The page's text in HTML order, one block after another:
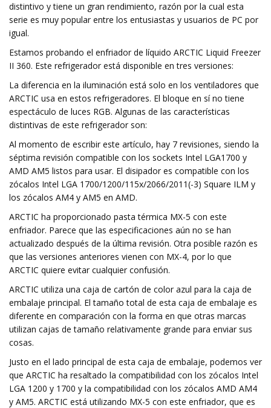
distintivo y tiene un gran rendimiento, razón por la cual esta
serie es muy popular entre los entusiastas y usuarios de PC por
igual.
Estamos probando el enfriador de líquido ARCTIC Liquid Freezer
II 360. Este refrigerador está disponible en tres versiones:
La diferencia en la iluminación está solo en los ventiladores que
ARCTIC usa en estos refrigeradores. El bloque en sí no tiene
espectáculo de luces RGB. Algunas de las características
distintivas de este refrigerador son:
Al momento de escribir este artículo, hay 7 revisiones, siendo la
séptima revisión compatible con los sockets Intel LGA1700 y
AMD AM5 listos para usar. El disipador es compatible con los
zócalos Intel LGA 1700/1200/115x/2066/2011(-3) Square ILM y
los zócalos AM4 y AM5 en AMD.
ARCTIC ha proporcionado pasta térmica MX-5 con este
enfriador. Parece que las especificaciones aún no se han
actualizado después de la última revisión. Otra posible razón es
que las versiones anteriores vienen con MX-4, por lo que
ARCTIC quiere evitar cualquier confusión.
ARCTIC utiliza una caja de cartón de color azul para la caja de
embalaje principal. El tamaño total de esta caja de embalaje es
diferente en comparación con la forma en que otras marcas
utilizan cajas de tamaño relativamente grande para enviar sus
cosas.
Justo en el lado principal de esta caja de embalaje, podemos ver
que ARCTIC ha resaltado la compatibilidad con los zócalos Intel
LGA 1200 y 1700 y la compatibilidad con los zócalos AMD AM4
y AM5. ARCTIC está utilizando MX-5 con este enfriador, que es